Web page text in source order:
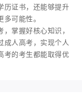
历证书，还能够提升
可能性。
掌握好核心知识，
成人高考，实现个人
考的考生都能取得优